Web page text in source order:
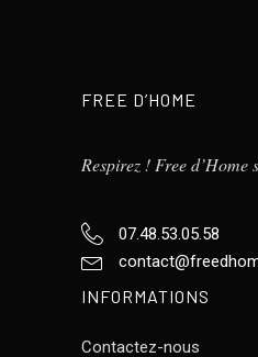
FREE D’HOME
Respirez ! Free d’Home
07.48.53.05.58
INFORMATIONS
Contactez-nous